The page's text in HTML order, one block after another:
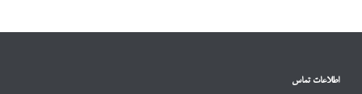
اطلاعات تماس